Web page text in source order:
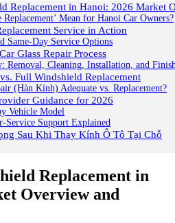
Replacement in Hanoi: 2026 Market
Replacement’ Mean for Hanoi Car Owners?
Service in Action
Same-Day Service Options
Glass Repair Process
Removal, Cleaning, Installation, and
Full Windshield Replacement
(Hàn Kính) Adequate vs. Replacement?
Guidance for 2026
Vehicle Model
Service Support Explained
Sau Khi Thay Kính Ô Tô Tại Chỗ
Replacement in
Overview and